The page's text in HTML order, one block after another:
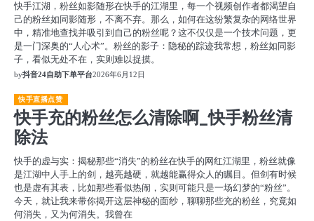
快手江湖，粉丝如影随形在快手的江湖里，每一个视频创作者都渴望自
己的粉丝如同影随形，不离不弃。那么，如何在这纷繁复杂的网络世界
中，精准地查找并吸引到自己的粉丝呢？这不仅仅是一个技术问题，更
是一门深奥的“人心术”。粉丝的影子：隐秘的踪迹我常想，粉丝如同影
子，看似无处不在，实则难以捉摸。
by抖音24自助下单平台2026年6月12日
快手直播点赞
快手充的粉丝怎么清除啊_快手粉丝清
除法
快手的虚与实：揭秘那些“消失”的粉丝在快手的网红江湖里，粉丝就像
是江湖中人手上的剑，越亮越硬，就越能赢得众人的瞩目。但剑有时候
也是虚有其表，比如那些看似热闹，实则可能只是一场幻梦的“粉丝”。
今天，就让我来带你揭开这层神秘的面纱，聊聊那些充的粉丝，究竟如
何消失，又为何消失。我曾在